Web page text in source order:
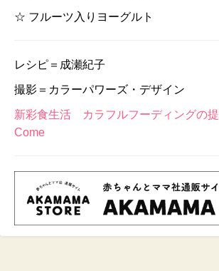
☆ フルーツ入りヨーグルト
レシピ＝成瀬紀子
撮影＝カラーパワーズ・デザイン
新彩食生活 カラフルフーディングの
Come